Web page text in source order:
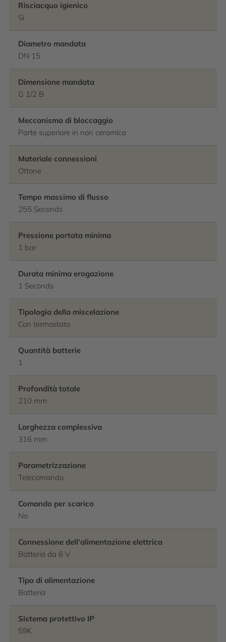
Risciacquo igienico
Si
Diametro mandata
DN 15
Dimensione mandata
G 1/2 B
Meccanismo di bloccaggio
Parte superiore in non ceramica
Materiale connessioni
Ottone
Tempo massimo di flusso
255 Seconds
Pressione portata minima
1 bar
Durata minima erogazione
1 Seconds
Tipologia della miscelazione
Con termostato
Quantità batterie
1
Profondità totale
210 mm
Larghezza complessiva
316 mm
Parametrizzazione
Telecomando
Comando per scarico
No
Connessione dell'alimentazione elettrica
Batteria da 6 V
Tipo di alimentazione
Batteria
Sistema protettivo IP
59K